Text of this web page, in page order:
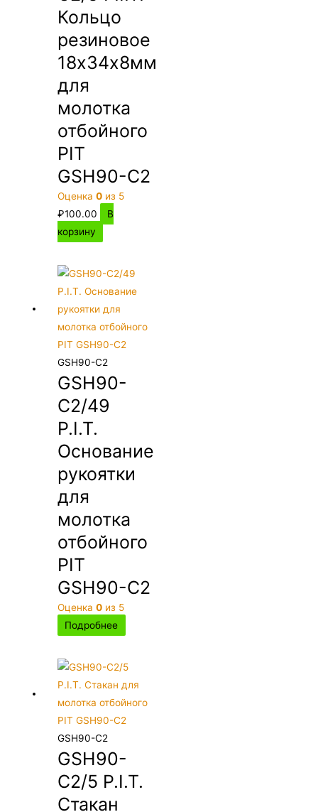
Кольцо
резиновое
18х34х8мм
для
молотка
отбойного
PIT
GSH90-C2
Оценка0 из 5
₽100.00
В
корзину
GSH90-C2
GSH90-
C2/49
P.I.T.
Основание
рукоятки
для
молотка
отбойного
PIT
GSH90-C2
Оценка0 из 5
Подробнее
GSH90-C2
GSH90-
C2/5 P.I.T.
Стакан